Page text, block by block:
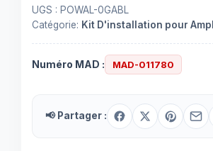
UGS : POWAL-0GABL
Catégorie: Kit D'installation pour
Numéro MAD : MAD-011780
📢 Partager :